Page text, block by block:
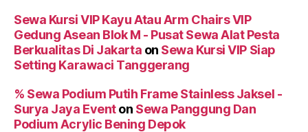
Sewa Kursi VIP Kayu Atau Arm Chairs VIP
Gedung Asean Blok M - Pusat Sewa Alat Pesta
Berkualitas Di Jakarta on Sewa Kursi VIP Siap
Setting Karawaci Tanggerang
% Sewa Podium Putih Frame Stainless Jaksel -
Surya Jaya Eventon Sewa Panggung Dan
Podium Acrylic Bening Depok